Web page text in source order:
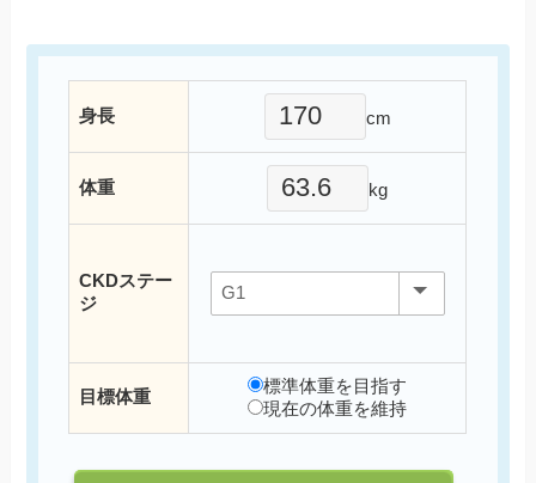
身長 cm
体重 kg
CKDステー
ジ
目標体重
標準体重を目指す
現在の体重を維持